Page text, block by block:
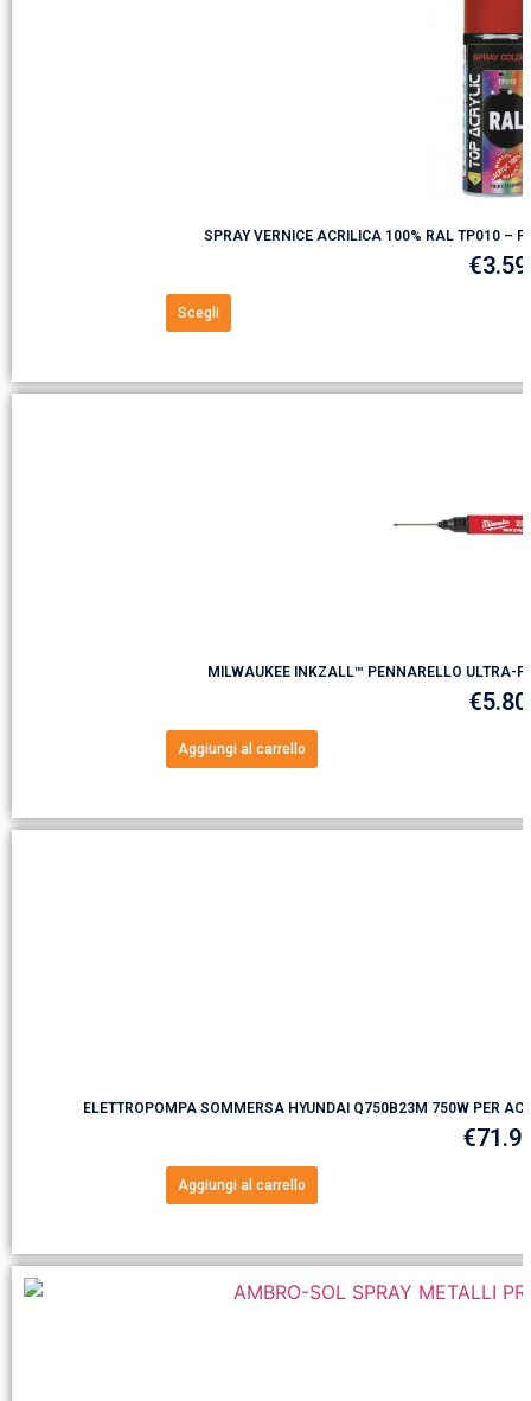
SPRAY VERNICE ACRILICA 100% RAL TP010 –
€3.59
Scegli
MILWAUKEE INKZALL™ PENNARELLO ULTRA-
€5.80
Aggiungi al carrello
ELETTROPOMPA SOMMERSA HYUNDAI Q750B23M 750W PER
€
Aggiungi al carrello